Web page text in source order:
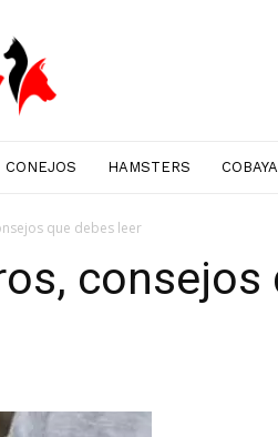
CONEJOS HAMSTERS
que debes leer
consejos